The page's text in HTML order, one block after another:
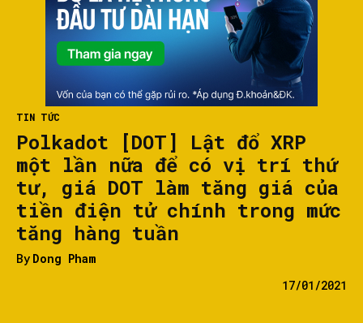
TIN TỨC
Polkadot [DOT] Lật đổ XRP
một lần nữa để có vị trí thứ
tư, giá DOT làm tăng giá của
tiền điện tử chính trong mức
tăng hàng tuần
By Dong Pham
17/01/2021